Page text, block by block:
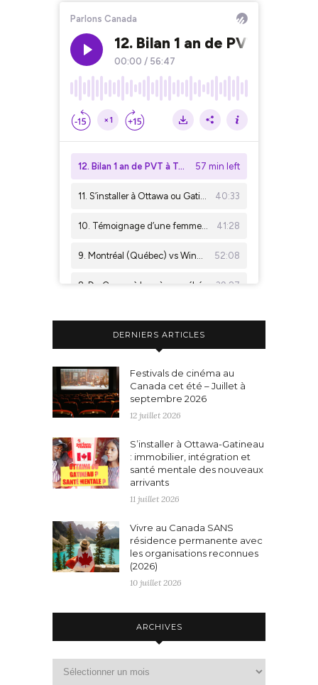
DERNIERS ARTICLES
Festivals de cinéma au
Canada cet été – Juillet à
septembre 2026
12 juillet 2026
S’installer à Ottawa-Gatineau
: immobilier, intégration et
santé mentale des nouveaux
arrivants
11 juillet 2026
Vivre au Canada SANS
résidence permanente avec
les organisations reconnues
(2026)
10 juillet 2026
ARCHIVES